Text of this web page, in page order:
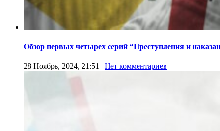
Обзор первых четырех серий “Преступления и
28 Ноябрь, 2024, 21:51 | Нет комментариев